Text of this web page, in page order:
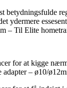
betydningsfulde
ydermere
– Til Elite
for at kigge
– ø10/